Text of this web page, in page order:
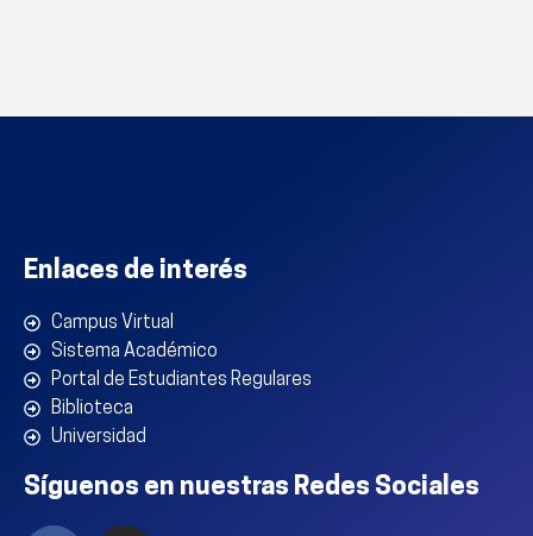
Enlaces de interés
Campus Virtual
Sistema Académico
Portal de Estudiantes Regulares
Biblioteca
Universidad
Síguenos en nuestras Redes Sociales